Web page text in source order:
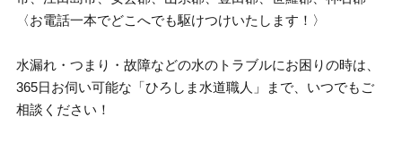
〈お電話一本でどこへでも駆けつけいたします！〉
水漏れ・つまり・故障などの水のトラブルにお困りの時は、
365日お伺い可能な「ひろしま水道職人」まで、いつでもご
相談ください！